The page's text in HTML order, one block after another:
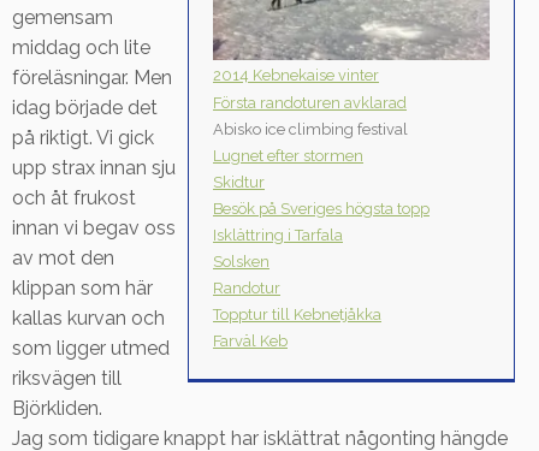
2014 Kebnekaise vinter
Första randoturen avklarad
Abisko ice climbing festival
Lugnet efter stormen
Skidtur
Besök på Sveriges högsta topp
Isklättring i Tarfala
Solsken
Randotur
Topptur till Kebnetjåkka
Farväl Keb
gemensam
middag och lite
föreläsningar. Men
idag började det
på riktigt. Vi gick
upp strax innan sju
och åt frukost
innan vi begav oss
av mot den
klippan som här
kallas kurvan och
som ligger utmed
riksvägen till
Björkliden.
Jag som tidigare knappt har isklättrat någonting hängde